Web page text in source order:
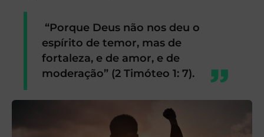
“Porque Deus não nos deu o
espírito de temor, mas de
fortaleza, e de amor, e de
moderação” (2 Timóteo 1: 7).